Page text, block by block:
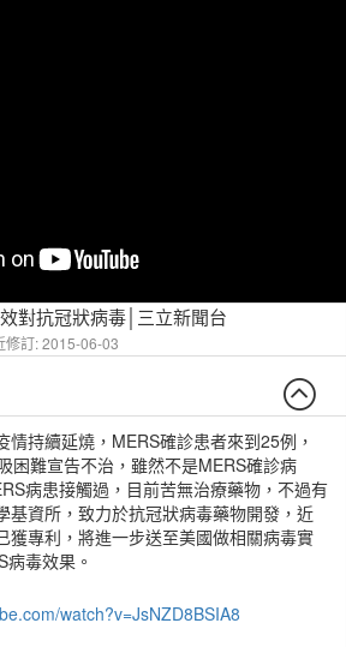
對抗冠狀病毒│三立新聞台
修訂: 2015-06-03
情持續延燒，MERS確診患者來到25例，
困難宣告不治，雖然不是MERS確診病
病患接觸過，目前苦無治療藥物，不過有
基資所，致力於抗冠狀病毒藥物開發，近
獲專利，將進一步送至美國做相關病毒實
毒效果。
watch?v=JsNZD8BSIA8